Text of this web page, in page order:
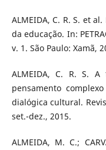
ALMEIDA, C. R. S. et
da educação. In:
v. 1. São Paulo: Xamã,
ALMEIDA, C. R. S.
pensamento
dialógica cultural.
set.-dez., 2015.
ALMEIDA, M. C.;